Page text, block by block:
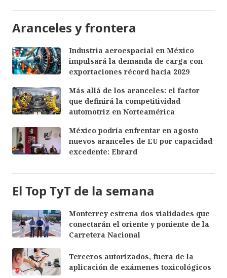
Aranceles y frontera
Industria aeroespacial en México
impulsará la demanda de carga con
exportaciones récord hacia 2029
Más allá de los aranceles: el factor
que definirá la competitividad
automotriz en Norteamérica
México podría enfrentar en agosto
nuevos aranceles de EU por capacidad
excedente: Ebrard
El Top TyT de la semana
Monterrey estrena dos vialidades que
conectarán el oriente y poniente de la
Carretera Nacional
Terceros autorizados, fuera de la
aplicación de exámenes toxicológicos